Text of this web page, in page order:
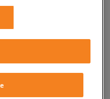
obniżką)